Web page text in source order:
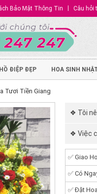
Bảo Mật Thông Tin Câu hỏi
ĐIỆP ĐẸP HOA SINH
Tươi Tiền Giang
❖ Tôi
❖ Việc
✅ Giao
✅ Có
✅ Đặt